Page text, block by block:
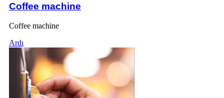
Coffee machine
Coffee machine
Ardı